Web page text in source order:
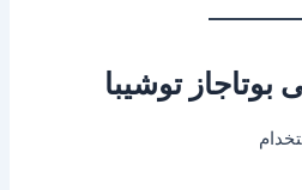
توشيبا